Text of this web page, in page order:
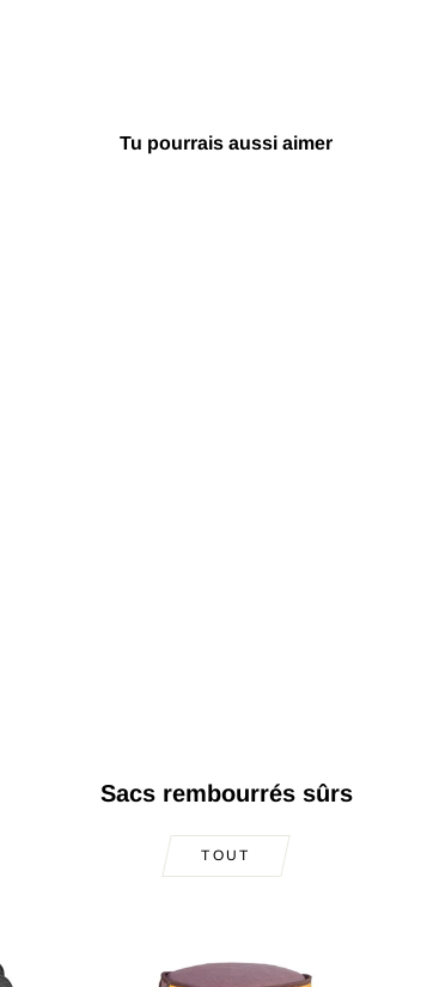
Tu pourrais aussi aimer
Sacs rembourrés sûrs
TOUT